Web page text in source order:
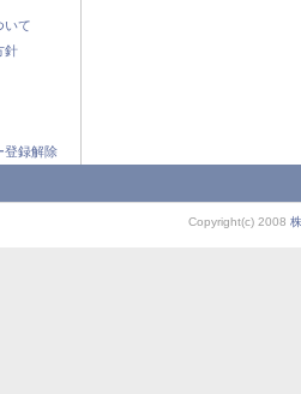
いて
針
登録解除
Copyright(c) 2008